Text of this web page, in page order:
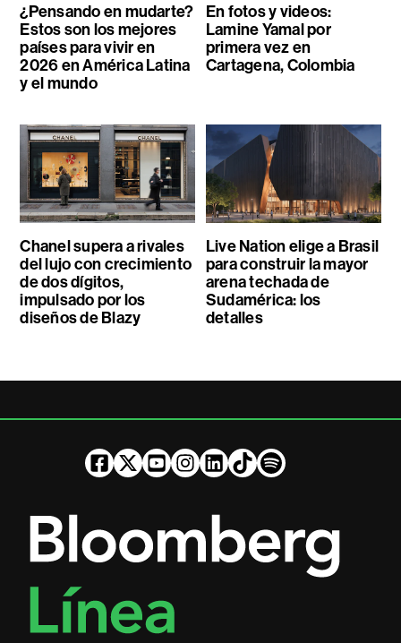
¿Pensando en mudarte?
Estos son los mejores
países para vivir en
2026 en América Latina
y el mundo
En fotos y videos:
Lamine Yamal por
primera vez en
Cartagena, Colombia
Chanel supera a rivales
del lujo con crecimiento
de dos dígitos,
impulsado por los
diseños de Blazy
Live Nation elige a Brasil
para construir la mayor
arena techada de
Sudamérica: los
detalles